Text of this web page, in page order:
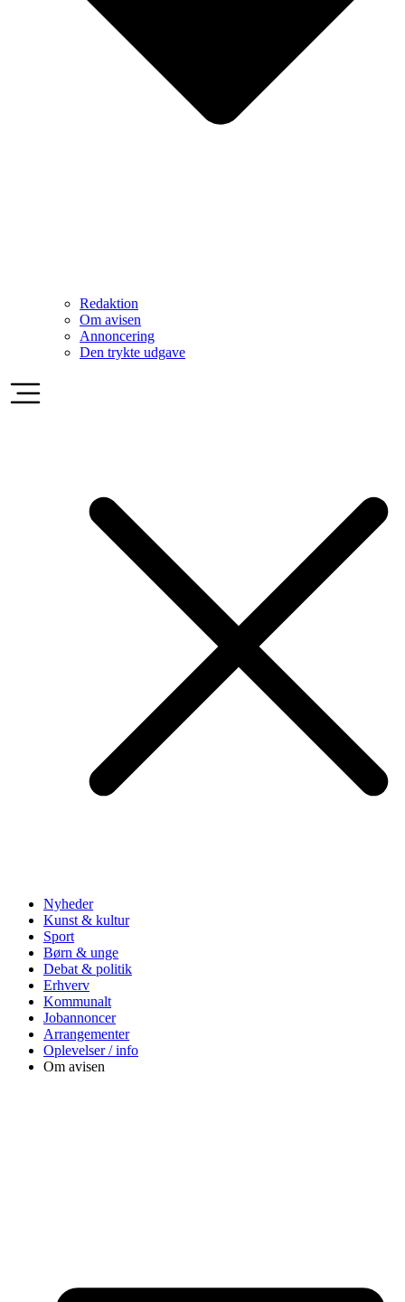
Redaktion
Om avisen
Annoncering
Den trykte udgave
Nyheder
Kunst & kultur
Sport
Børn & unge
Debat & politik
Erhverv
Kommunalt
Jobannoncer
Arrangementer
Oplevelser / info
Om avisen